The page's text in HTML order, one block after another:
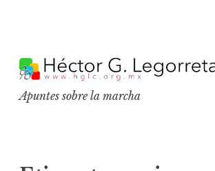
k
p
c
Apuntes sobre la marcha